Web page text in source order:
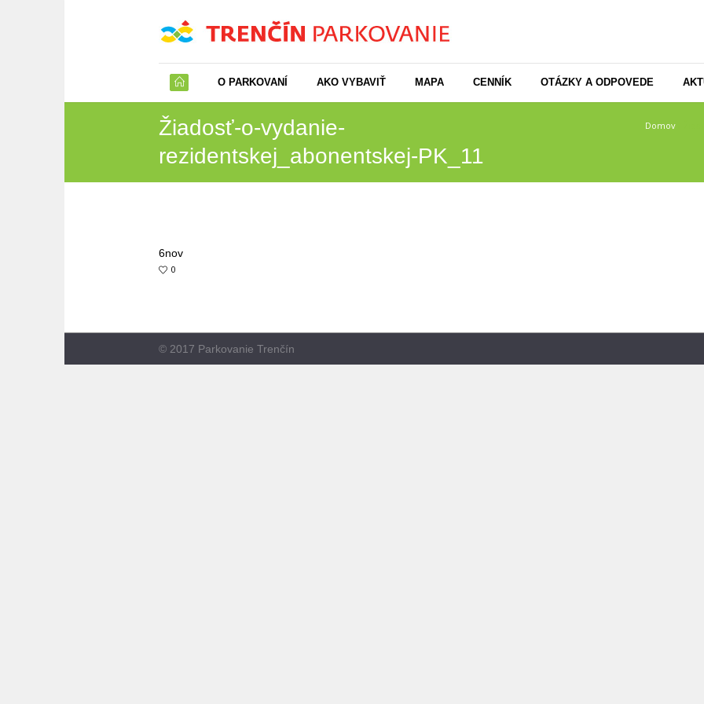
O PARKOVANÍ AKO VYBAVIŤ MAPA CENNÍK OTÁZKY A ODPOVEDE
Žiadosť-o-vydanie-
rezidentskej_abonentskej-PK_11
Domov
6nov
0
© 2017 Parkovanie Trenčín